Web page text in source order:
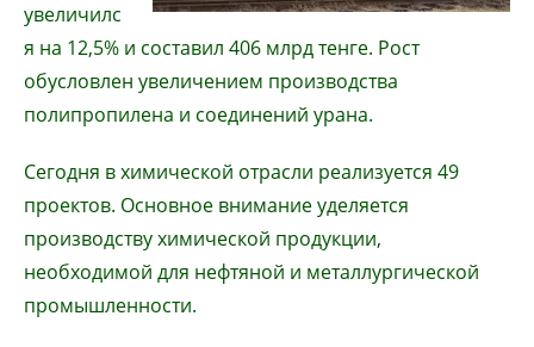
увеличилс
я на 12,5% и составил 406 млрд тенге. Рост
обусловлен увеличением производства
полипропилена и соединений урана.
Сегодня в химической отрасли реализуется 49
проектов. Основное внимание уделяется
производству химической продукции,
необходимой для нефтяной и металлургической
промышленности.